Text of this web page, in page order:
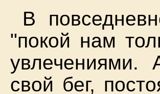
В
"покой нам
свой бег,